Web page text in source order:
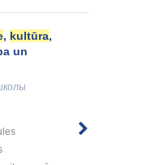
, kultūra,
un